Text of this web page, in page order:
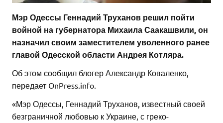
Мэр Одессы Геннадий Труханов решил пойти
войной на губернатора Михаила Саакашвили, он
назначил своим заместителем уволенного ранее
главой Одесской области Андрея Котляра.
Об этом сообщил блогер Александр Коваленко,
передает OnPress.info.
«Мэр Одессы, Геннадий Труханов, известный своей
безграничной любовью к Украине, с греко-